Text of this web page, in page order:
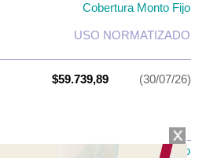
Cobertura Monto Fijo
USO NORMATIZADO
$59.739,89
(30/07/26)
Cobertura Monto Fijo